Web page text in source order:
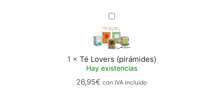
Té
Lovers
(pirámides)
1 × Té Lovers (pirámides)
Hay existencias
26,95€ con IVA incluido